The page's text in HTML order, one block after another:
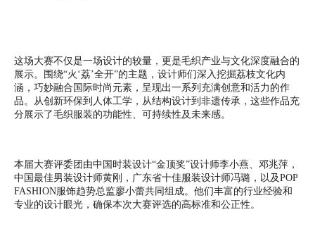
这场大赛不仅是一场设计的较量，更是毛织产业与文化深度融合的
展示。围绕“火‘荔’全开”的主题，设计师们深入挖掘荔枝文化内
涵，巧妙融合国际时尚元素，呈现出一系列充满创意和活力的作
品。从创新环保到人体工学，从结构设计到非遗传承，这些作品充
分展示了毛织服装的功能性、可持续性及未来感。
本届大赛评委团由中国时装设计“金顶奖”设计师李小燕、邓兆萍，
中国最佳男装设计师黄刚，广东省十佳服装设计师冯璐，以及POP
FASHION服饰趋势总监廖小蕾共同组成。他们丰富的行业经验和
专业的设计眼光，确保本次大赛评选的高标准和公正性。